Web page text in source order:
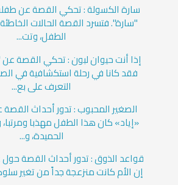
سارة الكسولة : تحكي القصة عن
"سارة". فتسرد القصة الحالات
الطفل، وتت...
إذا أنت حيوان لبون : تحكي القصة
فقد كانا في رحلة استكشافية في
التعرف على بع...
الصغير المحبوب : تدور أحداث
«إياد» كان هذا الطفل مهذبا ومرتبا،
الحميدة، و...
قواعد الذوق : تدور أحداث القصة حول
إن الأم كانت منزعجة جداً من تغير